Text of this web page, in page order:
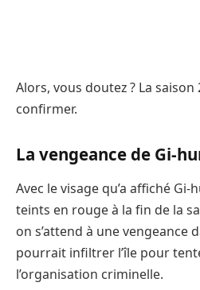
Alors, vous doutez ? La
confirmer.
La vengeance de Gi-
Avec le visage qu’a affiché Gi-
teints en rouge à la fin de la
on s’attend à une vengeance
pourrait infiltrer l’île pour
l’organisation criminelle.